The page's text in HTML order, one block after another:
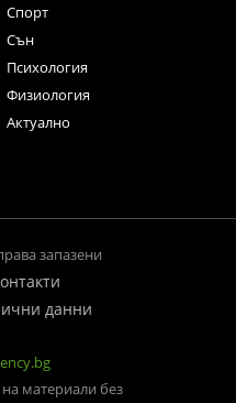
Спорт
Сън
Психология
Физиология
Актуално
запазени
данни
материали без